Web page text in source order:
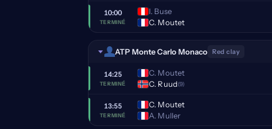
10:00
TERMINÉ
I. Buse
C. Moutet
ATP Monte Carlo Monaco Red clay
14:25
TERMINÉ
C. Moutet
C. Ruud(9)
13:55
TERMINÉ
C. Moutet
A. Muller